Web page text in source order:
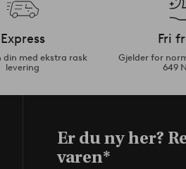
Express
din med ekstra rask
levering
Fri
Gjelder for
649
Er du ny her?
varen*